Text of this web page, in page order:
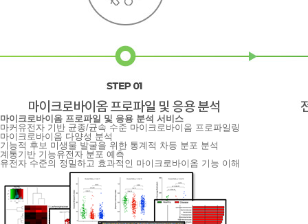
마이크로바이옴 프로파일 및 응용 분석 서비스
마커유전자 기반 균종/균속 수준 마이크로바이옴 프로파일링
마이크로바이옴 다양성 분석
기능적 후보 미생물 발굴을 위한 통계적 차등 분포 분석
계통기반 기능유전자 분포 예측
유전자 수준의 정밀하고 효과적인 마이크로바이옴 기능 이해